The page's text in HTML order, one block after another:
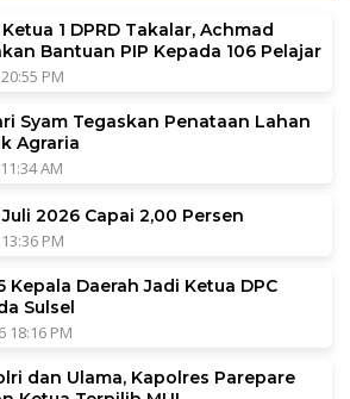
1 DPRD Takalar, Achmad
Bantuan PIP Kepada 106 Pelajar
PM
Syam Tegaskan Penataan Lahan
Agraria
AM
2026 Capai 2,00 Persen
PM
Kepala Daerah Jadi Ketua DPC
Sulsel
18:16 PM
dan Ulama, Kapolres Parepare